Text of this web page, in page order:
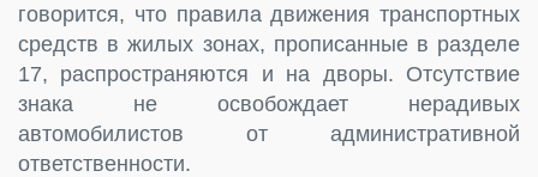
говорится, что правила движения транспортных
средств в жилых зонах, прописанные в разделе
17, распространяются и на дворы. Отсутствие
знака не освобождает нерадивых
автомобилистов от административной
ответственности.